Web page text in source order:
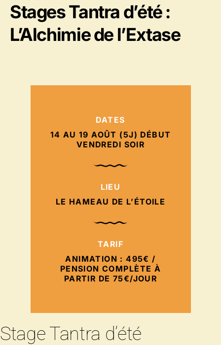
Stages Tantra d’été :
L’Alchimie de l’Extase
DATES
14 AU 19 AOÛT (5J) DÉBUT
VENDREDI SOIR
LIEU
LE HAMEAU DE L’ÉTOILE
TARIF
ANIMATION : 495€ /
PENSION COMPLÈTE À
PARTIR DE 75€/JOUR
Stage Tantra d’été